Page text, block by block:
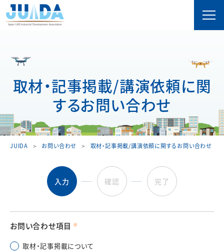
取材・記事掲載/講演依頼に関
するお問い合わせ
JUIDA お問い合わせ 取材・記事掲載/講演依頼に関するお問い合わせ
入力 確認 完了
お問い合わせ項目
取材・記事掲載について